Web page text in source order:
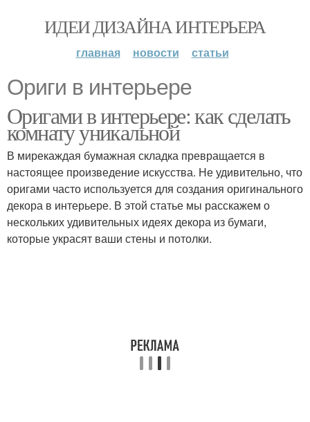
ИДЕИ ДИЗАЙНА ИНТЕРЬЕРА
главная новости статьи
Ориги в интерьере
Оригами в интерьере: как сделать
комнату уникальной
В мирекаждая бумажная складка превращается в
настоящее произведение искусства. Не удивительно, что
оригами часто используется для создания оригинального
декора в интерьере. В этой статье мы расскажем о
нескольких удивительных идеях декора из бумаги,
которые украсят ваши стены и потолки.